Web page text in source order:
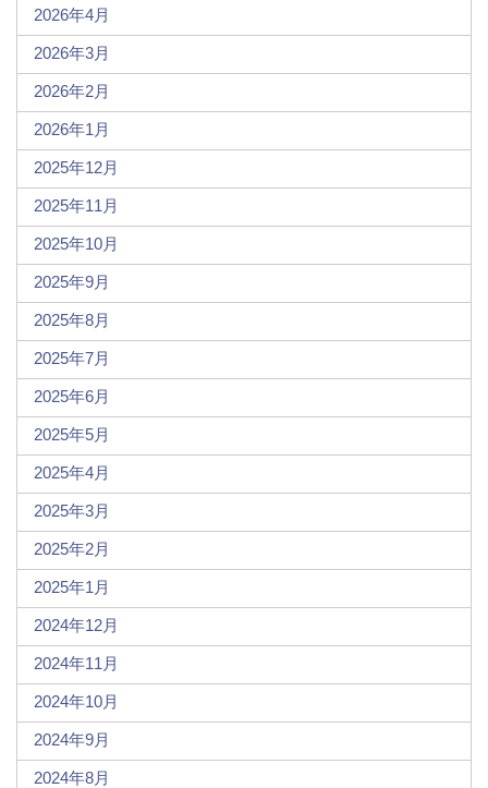
2026年4月
2026年3月
2026年2月
2026年1月
2025年12月
2025年11月
2025年10月
2025年9月
2025年8月
2025年7月
2025年6月
2025年5月
2025年4月
2025年3月
2025年2月
2025年1月
2024年12月
2024年11月
2024年10月
2024年9月
2024年8月